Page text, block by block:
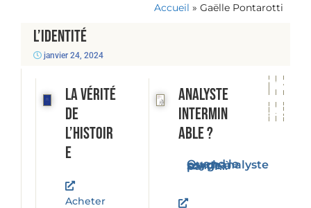
Accueil » Gaëlle Pontarotti
L’identité
janvier 24, 2024
La vérité
de
l’histoir
e
Acheter
Analyste
intermin
able ?
Quand le psychanalyste songe à partir...